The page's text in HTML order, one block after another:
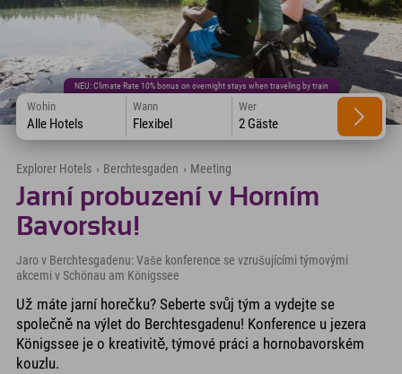
NEU: Climate Rate 10% bonus on overnight stays when traveling by train
Wohin
Alle Hotels
Wann
Flexibel
Wer
2 Gäste
Explorer Hotels › Berchtesgaden › Meeting
Jarní probuzení v Horním
Bavorsku!
Jaro v Berchtesgadenu: Vaše konference se vzrušujícími týmovými
akcemi v Schönau am Königssee
Už máte jarní horečku? Seberte svůj tým a vydejte se
společně na výlet do Berchtesgadenu! Konference u jezera
Königssee je o kreativitě, týmové práci a hornobavorském
kouzlu.